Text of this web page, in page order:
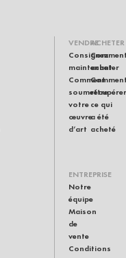
VENDRE
Consignez
maintenant
Comment
soumettre
votre
œuvre
d’art
ACHETER
acheter
récupérer
ce qui
a été
acheté
ENTREPRISE
Notre
équipe
Maison
de
vente
Conditions